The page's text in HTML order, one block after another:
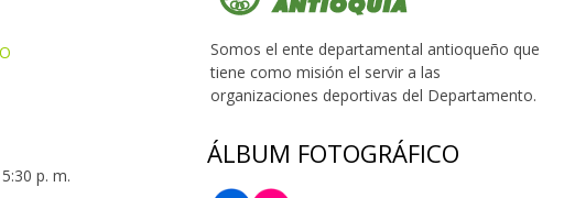
p. m.
Somos el ente departamental antioqueño que
tiene como misión el servir a las
organizaciones deportivas del Departamento.
ÁLBUM FOTOGRÁFICO